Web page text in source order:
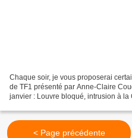
Chaque soir, je vous proposerai
de TF1 présenté par Anne-Claire
janvier : Louvre bloqué, intrusion à la
< Page précédente